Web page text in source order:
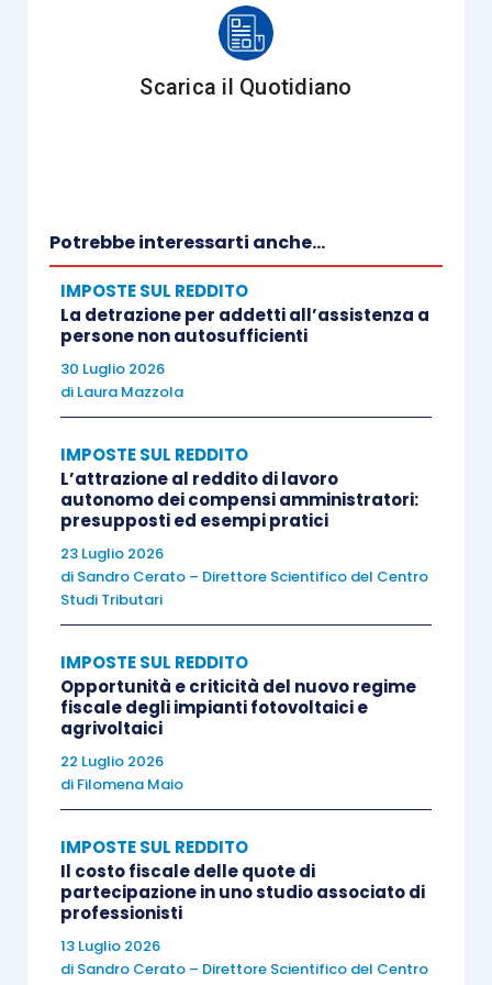
quindi è stato definitivamente abrogato a
1° gennaio 2016
A questo punto si sono venute a creare “
tale regime al 31 dicembre 2014
come detto, potevano scegliere di
rimanervi. Per questi soggetti, a detta
dell’Agenzia, il regime di vantaggio
costituisce il
se hanno scelto di continuare ad
applicarlo negli anni successivinon sono
mai stati soggetti al vincolo di
permanenza triennaleche normalmente
ricorre in caso di opzione per un regime
d’imposta diverso da quello naturale
(minimi per natura);
allorquando era già in vigore il regime
forfetario, da considerarsi l’unico regime
professionisti. Di talché, per questi
soggetti, ilregime di vantaggio va
considerato opzionale
vincolanteper almeno un
per opzione).
Alla luce di ciò, atteso che il contribuente istante
Scarica il Quotidiano
Potrebbe interessarti anche...
IMPOSTE SUL REDDITO
La detrazione per addetti all’assistenza a
persone non autosufficienti
30 Luglio 2026
di Laura Mazzola
IMPOSTE SUL REDDITO
L’attrazione al reddito di lavoro
autonomo dei compensi amministratori:
presupposti ed esempi pratici
23 Luglio 2026
di Sandro Cerato – Direttore Scientifico del Centro
Studi Tributari
IMPOSTE SUL REDDITO
Opportunità e criticità del nuovo regime
fiscale degli impianti fotovoltaici e
agrivoltaici
22 Luglio 2026
di Filomena Maio
IMPOSTE SUL REDDITO
Il costo fiscale delle quote di
partecipazione in uno studio associato di
professionisti
13 Luglio 2026
di Sandro Cerato – Direttore Scientifico del Centro